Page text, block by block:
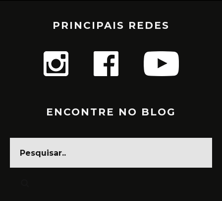
PRINCIPAIS REDES
ENCONTRE NO BLOG